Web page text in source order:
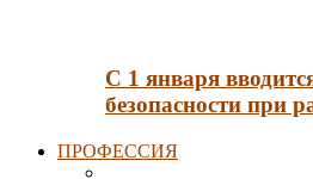
С 1 января
безопасности при
ПРОФЕССИЯ